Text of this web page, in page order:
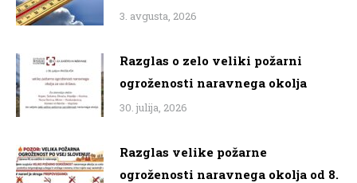
3. avgusta, 2026
Razglas o zelo veliki požarni
ogroženosti naravnega okolja
30. julija, 2026
Razglas velike požarne
ogroženosti naravnega okolja od 8.